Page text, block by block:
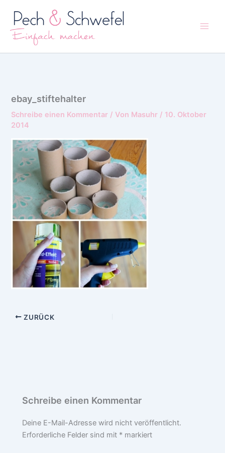
Inhalt
springen
ebay_stiftehalter
Schreibe einen Kommentar / Von Masuhr / 10. Oktober
2014
ZURÜCK
Schreibe einen Kommentar
Deine E-Mail-Adresse wird nicht veröffentlicht.
Erforderliche Felder sind mit * markiert